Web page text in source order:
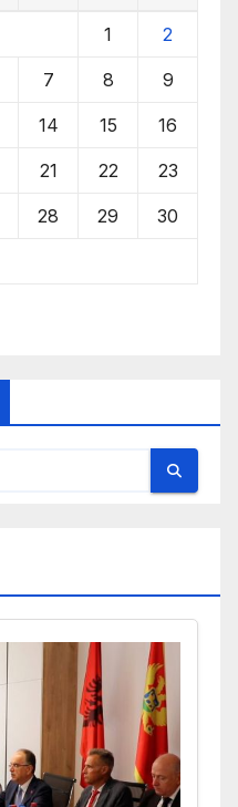
1 2
7 8 9
14 15 16
21 22 23
28 29 30